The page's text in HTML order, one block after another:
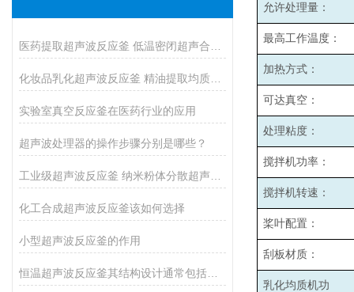
实验室真空反应釜在医药行业的应用
超声波处理器的操作步骤分别是哪些？
化工合成超声波反应釜该如何选择
小型超声波反应釜的作用
允许处理量：
最高工作温度：
加热方式：
可达真空：
处理粘度：
搅拌机功率：
搅拌机转速：
桨叶配置：
刮板材质：
乳化均质机功